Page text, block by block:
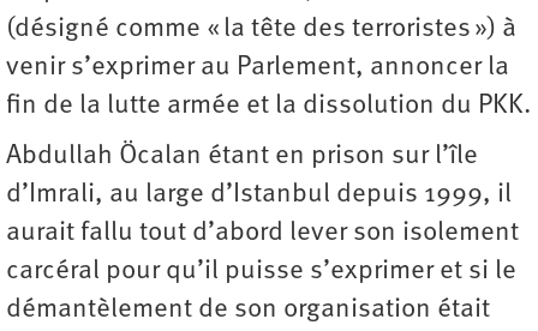
(désigné comme « la tête des terroristes ») à
venir s’exprimer au Parlement, annoncer la
fin de la lutte armée et la dissolution du PKK.
Abdullah Öcalan étant en prison sur l’île
d’Imrali, au large d’Istanbul depuis 1999, il
aurait fallu tout d’abord lever son isolement
carcéral pour qu’il puisse s’exprimer et si le
démantèlement de son organisation était